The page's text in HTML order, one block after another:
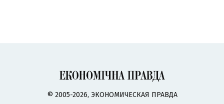
© 2005-2026, ЭКОНОМИЧЕСКАЯ ПРАВДА